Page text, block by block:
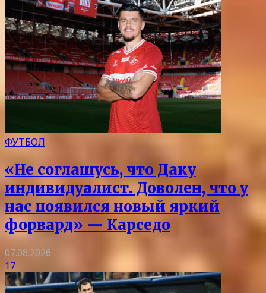
ФУТБОЛ
«Не соглашусь, что Даку
индивидуалист. Доволен, что у
нас появился новый яркий
форвард» — Карседо
07.08.2026
17